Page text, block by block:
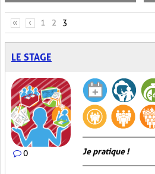
PAGES
« ‹ 1 2 3
LE STAGE
0 Je pratique !